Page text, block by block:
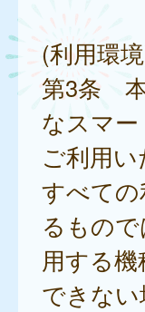
(利用環
第3条 本
なスマ
ご利用
すべて
るもの
用する
できない